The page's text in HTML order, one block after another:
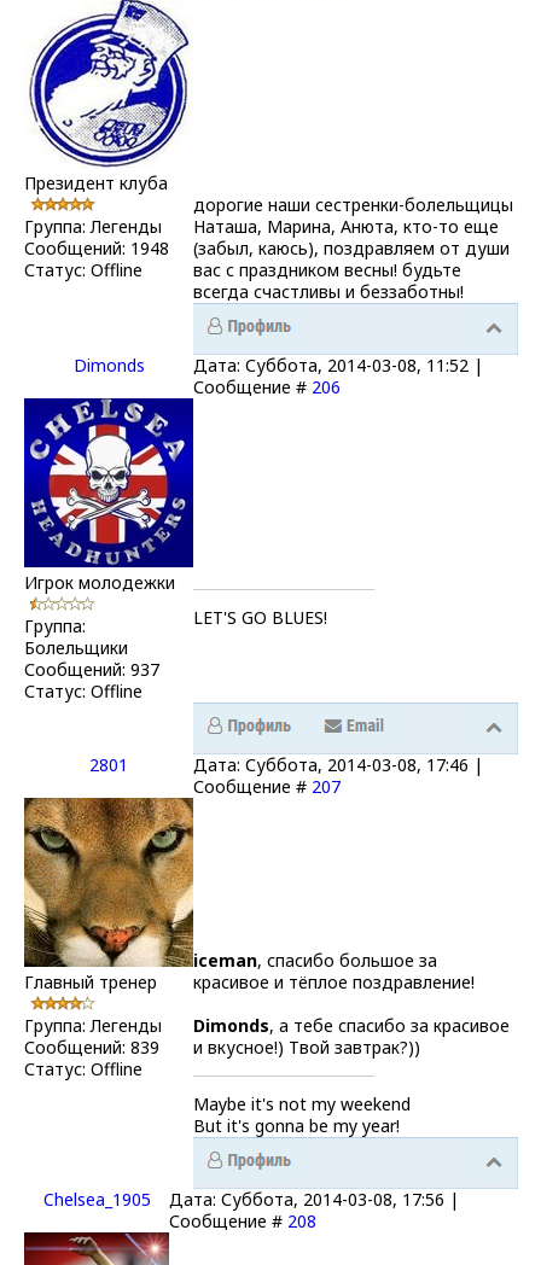
Президент клуба
Группа: Легенды
Сообщений: 1948
Статус: Offline
дорогие наши сестренки-болельщицы
Наташа, Марина, Анюта, кто-то еще
(забыл, каюсь), поздравляем от души
вас с праздником весны! будьте
всегда счастливы и беззаботны!
Dimonds
Дата: Суббота, 2014-03-08, 11:52 |
Сообщение # 206
Игрок молодежки
Группа:
Болельщики
Сообщений: 937
Статус: Offline
LET'S GO BLUES!
2801
Дата: Суббота, 2014-03-08, 17:46 |
Сообщение # 207
Главный тренер
Группа: Легенды
Сообщений: 839
Статус: Offline
iceman, спасибо большое за
красивое и тёплое поздравление!
Dimonds, а тебе спасибо за красивое
и вкусное!) Твой завтрак?))
Maybe it's not my weekend
But it's gonna be my year!
Chelsea_1905
Дата: Суббота, 2014-03-08, 17:56 |
Сообщение # 208